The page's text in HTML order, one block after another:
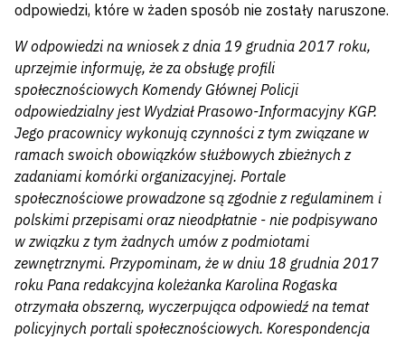
odpowiedzi, które w żaden sposób nie zostały naruszone.
W odpowiedzi na wniosek z dnia 19 grudnia 2017 roku,
uprzejmie informuję, że za obsługę profili
społecznościowych Komendy Głównej Policji
odpowiedzialny jest Wydział Prasowo-Informacyjny KGP.
Jego pracownicy wykonują czynności z tym związane w
ramach swoich obowiązków służbowych zbieżnych z
zadaniami komórki organizacyjnej. Portale
społecznościowe prowadzone są zgodnie z regulaminem i
polskimi przepisami oraz nieodpłatnie - nie podpisywano
w związku z tym żadnych umów z podmiotami
zewnętrznymi. Przypominam, że w dniu 18 grudnia 2017
roku Pana redakcyjna koleżanka Karolina Rogaska
otrzymała obszerną, wyczerpująca odpowiedź na temat
policyjnych portali społecznościowych. Korespondencja